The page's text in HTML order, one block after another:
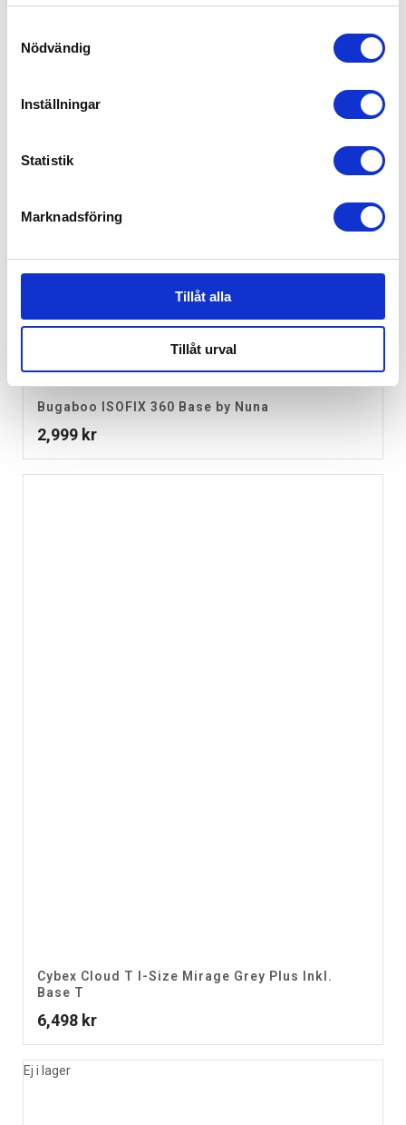
Nödvändig
Inställningar
Statistik
Marknadsföring
Tillåt alla
Tillåt urval
Bugaboo ISOFIX 360 Base by Nuna
2,999 kr
Cybex Cloud T I-Size Mirage Grey Plus Inkl.
Base T
6,498 kr
Ej i lager